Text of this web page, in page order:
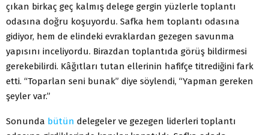
çıkan birkaç geç kalmış delege gergin yüzlerle toplantı
odasına doğru koşuyordu. Safka hem toplantı odasına
gidiyor, hem de elindeki evraklardan gezegen savunma
yapısını inceliyordu. Birazdan toplantıda görüş bildirmesi
gerekebilirdi. Kâğıtları tutan ellerinin hafifçe titrediğini fark
etti. “Toparlan seni bunak” diye söylendi, “Yapman gereken
şeyler var.”
Sonunda bütün delegeler ve gezegen liderleri toplantı